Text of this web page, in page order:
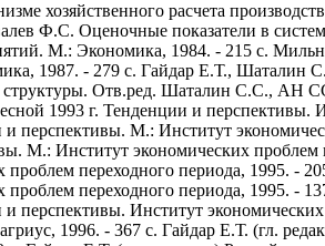
хозяйственного расчета
Ф.С. Оценочные показатели в
М.: Экономика, 1984. - 215 с.
1987. - 279 с. Гайдар Е.Т., Шаталин
Отв.ред. Шаталин С.С., АН
1993 г. Тенденции и
перспективы. М.: Институт
М.: Институт экономических проблем
переходного периода, 1995. -
переходного периода, 1995. -
перспективы. Институт
1996. - 367 с. Гайдар Е.Т. (гл.